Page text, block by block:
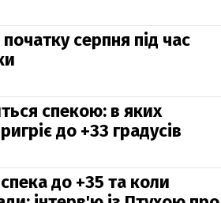
серпня під час
спекою: в яких
до +33 градусів
до +35 та коли